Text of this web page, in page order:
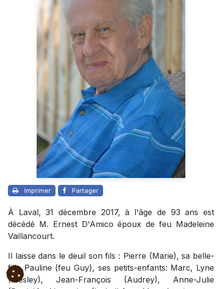
Imprimer Partager
À Laval, 31 décembre 2017, à l'âge de 93 ans est
décédé M. Ernest D'Amico époux de feu Madeleine
Vaillancourt.
Il laisse dans le deuil son fils : Pierre (Marie), sa belle-
fille Pauline (feu Guy), ses petits-enfants: Marc, Lyne
(Wesley), Jean-François (Audrey), Anne-Julie